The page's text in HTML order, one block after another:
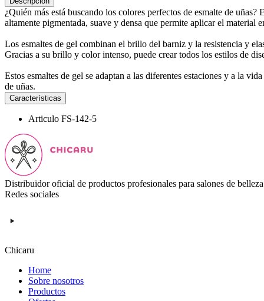
¿Quién más está buscando los colores perfectos de esmalte de
altamente pigmentada, suave y densa que permite aplicar el material
Los esmaltes de gel combinan el brillo del barniz y la resistencia y
Gracias a su brillo y color intenso, puede crear todos los estilos de
Estos esmaltes de gel se adaptan a las diferentes estaciones y a la
de uñas.
Características
Articulo FS-142-5
Distribuidor oficial de productos profesionales para salones de
Redes sociales
Chicaru
Home
Sobre nosotros
Productos